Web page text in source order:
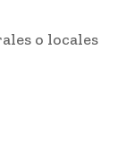
o locales